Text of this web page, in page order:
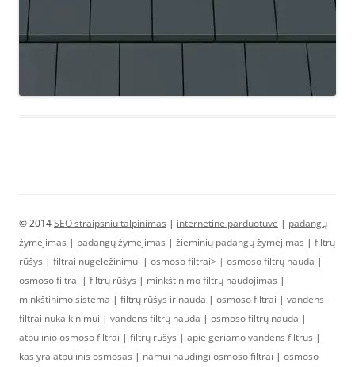
© 2014SEO straipsniu talpinimas | internetine parduotuve | padangų
žymėjimas | padangų žymėjimas | žieminių padangų žymėjimas | filtrų
rūšys | filtrai nugeležinimui | osmoso filtrai> | osmoso filtrų nauda |
osmoso filtrai | filtrų rūšys | minkštinimo filtrų naudojimas |
minkštinimo sistema | filtrų rūšys ir nauda | osmoso filtrai | vandens
filtrai nukalkinimui | vandens filtrų nauda | osmoso filtrų nauda |
atbulinio osmoso filtrai | filtrų rūšys | apie geriamo vandens filtrus |
kas yra atbulinis osmosas | namui naudingi osmoso filtrai | osmoso